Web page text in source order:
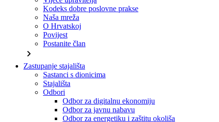
Kodeks dobre poslovne prakse
Naša mreža
O Hrvatskoj
Povijest
Postanite član
chevron_right
Zastupanje stajališta
Sastanci s dionicima
Stajališta
Odbori
Odbor za digitalnu ekonomiju
Odbor za javnu nabavu
Odbor za energetiku i zaštitu okoliša